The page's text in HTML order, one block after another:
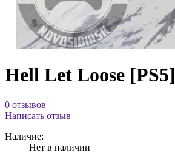
Hell Let Loose [PS5]
0 отзывов
Написать отзыв
Наличие:
Нет в наличии